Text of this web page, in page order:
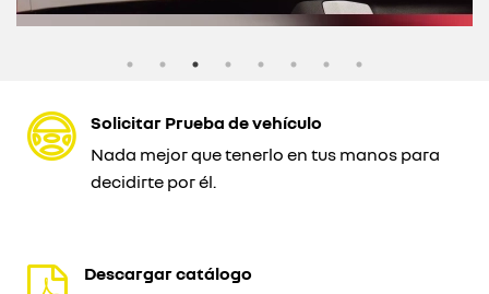
Solicitar Prueba de vehículo
Nada mejor que tenerlo en tus manos para
decidirte por él.
Descargar catálogo